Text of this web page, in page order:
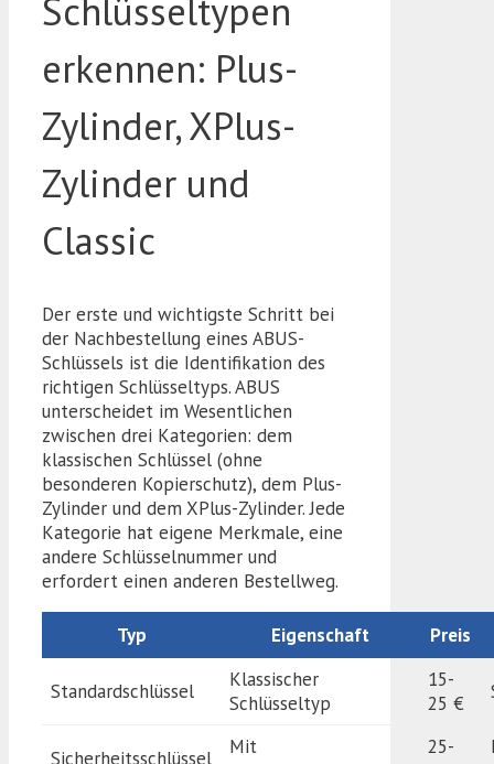
Schlüsseltypen
erkennen: Plus-
Zylinder, XPlus-
Zylinder und
Classic
Der erste und wichtigste Schritt bei
der Nachbestellung eines ABUS-
Schlüssels ist die Identifikation des
richtigen Schlüsseltyps. ABUS
unterscheidet im Wesentlichen
zwischen drei Kategorien: dem
klassischen Schlüssel (ohne
besonderen Kopierschutz), dem Plus-
Zylinder und dem XPlus-Zylinder. Jede
Kategorie hat eigene Merkmale, eine
andere Schlüsselnummer und
erfordert einen anderen Bestellweg.
Typ Eigenschaft Preis
Standardschlüssel
Klassischer
Schlüsseltyp
15-
25 €
Sicherheitsschlüssel
Mit
25-